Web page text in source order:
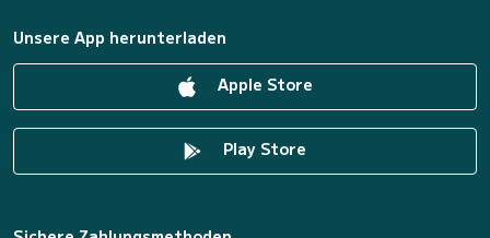
Unsere App herunterladen
Apple Store
Play Store